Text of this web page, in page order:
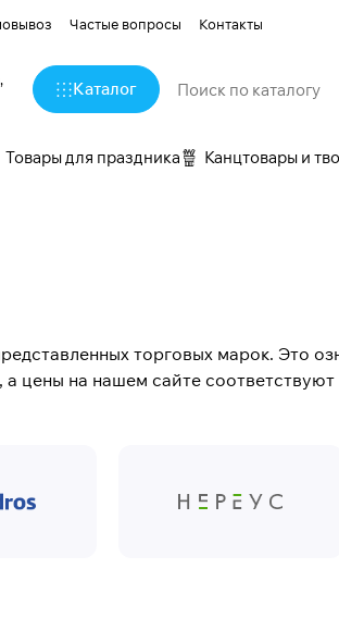
Частые вопросы Контакты
Каталог
Товары для праздника Канцтовары и
торговых марок. Это
а цены на нашем сайте